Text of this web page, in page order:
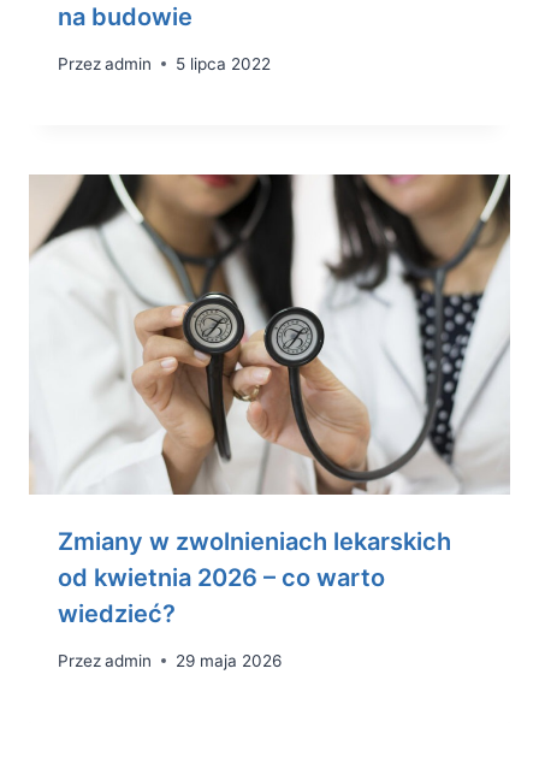
na budowie
Przezadmin 5 lipca 2022
Zmiany w zwolnieniach lekarskich
od kwietnia 2026 – co warto
wiedzieć?
Przezadmin 29 maja 2026